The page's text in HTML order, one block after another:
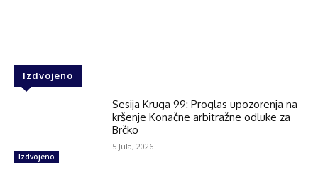
Izdvojeno
Izdvojeno
Sesija Kruga 99: Proglas upozorenja na
kršenje Konačne arbitražne odluke za
Brčko
5 Jula, 2026